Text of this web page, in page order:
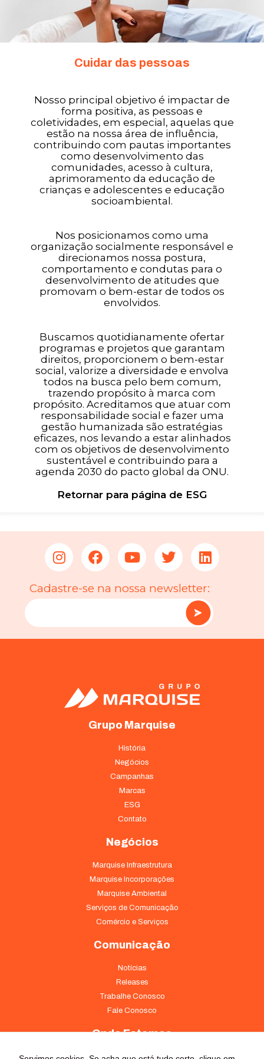
Cuidar das pessoas
Nosso principal objetivo é impactar de
forma positiva, as pessoas e
coletividades, em especial, aquelas que
estão na nossa área de influência,
contribuindo com pautas importantes
como desenvolvimento das
comunidades, acesso à cultura,
aprimoramento da educação de
crianças e adolescentes e educação
socioambiental.
Nos posicionamos como uma
organização socialmente responsável e
direcionamos nossa postura,
comportamento e condutas para o
desenvolvimento de atitudes que
promovam o bem-estar de todos os
envolvidos.
Buscamos quotidianamente ofertar
programas e projetos que garantam
direitos, proporcionem o bem-estar
social, valorize a diversidade e envolva
todos na busca pelo bem comum,
trazendo propósito à marca com
propósito. Acreditamos que atuar com
responsabilidade social e fazer uma
gestão humanizada são estratégias
eficazes, nos levando a estar alinhados
com os objetivos de desenvolvimento
sustentável e contribuindo para a
agenda 2030 do pacto global da ONU.
Retornar para página de ESG
Cadastre-se na nossa newsletter:
Grupo Marquise
História
Negócios
Campanhas
Marcas
ESG
Contato
Negócios
Marquise Infraestrutura
Marquise Incorporações
Marquise Ambiental
Serviços de Comunicação
Comércio e Serviços
Comunicação
Notícias
Releases
Trabalhe Conosco
Fale Conosco
Onde Estamos
Av. Pontes Vieira, 1838 - Dionísio Torres Fortaleza - CE 60135-238